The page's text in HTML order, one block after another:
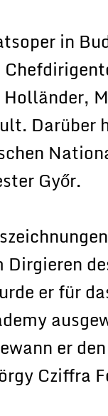
in
Győr.
Dirgieren
er für
er
Cziffra